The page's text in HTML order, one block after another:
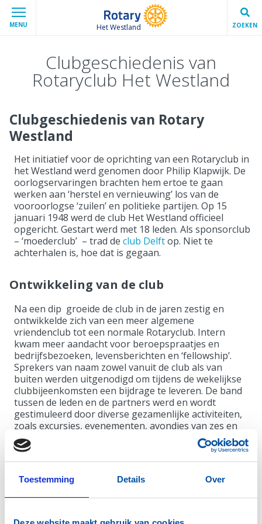
Toestemming Details Over
MENU Het Westland ZOEKEN
Clubgeschiedenis van
Rotaryclub Het Westland
Clubgeschiedenis van Rotary
Westland
Het initiatief voor de oprichting van een Rotaryclub in
het Westland werd genomen door Philip Klapwijk. De
oorlogservaringen brachten hem ertoe te gaan
werken aan ‘herstel en vernieuwing’ los van de
vooroorlogse ‘zuilen’ en politieke partijen. Op 15
januari 1948 werd de club Het Westland officieel
opgericht. Gestart werd met 18 leden. Als sponsorclub
– ‘moederclub’ – trad de club Delftop. Niet te
achterhalen is, hoe dat is gegaan.
Ontwikkeling van de club
Na een dip groeide de club in de jaren zestig en
ontwikkelde zich van een meer algemene
vriendenclub tot een normale Rotaryclub. Intern
kwam meer aandacht voor beroepspraatjes en
bedrijfsbezoeken, levensberichten en ‘fellowship’.
Sprekers van naam zowel vanuit de club als van
buiten werden uitgenodigd om tijdens de wekelijkse
clubbijeenkomsten een bijdrage te leveren. De band
tussen de leden en de partners werd en wordt
gestimuleerd door diverse gezamenlijke activiteiten,
zoals excursies, evenementen, avondjes van zes en
jaardiner.
De invloed van de club op het maatschappelijk leven in
diverse clubs, zowel andere Rotaryclubs als ook